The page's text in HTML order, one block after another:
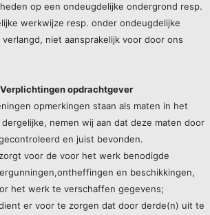
op een ondeugdelijke ondergrond resp.
werkwijze resp. onder ondeugdelijke
niet aansprakelijk voor door ons
opdrachtgever
opmerkingen staan als maten in het
nemen wij aan dat deze maten door
en juist bevonden.
voor de voor het werk benodigde
en beschikkingen,
het werk te verschaffen gegevens;
er voor te zorgen dat door derde(n) uit te